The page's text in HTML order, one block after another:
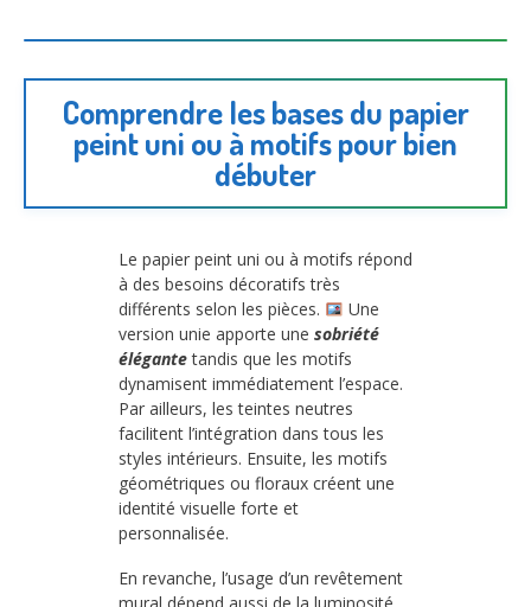
Comprendre les bases du papier
peint uni ou à motifs pour bien
débuter
Le papier peint uni ou à motifs répond
à des besoins décoratifs très
différents selon les pièces.
Une
version unie apporte une sobriété
élégantetandis que les motifs
dynamisent immédiatement l’espace.
Par ailleurs, les teintes neutres
facilitent l’intégration dans tous les
styles intérieurs. Ensuite, les motifs
géométriques ou floraux créent une
identité visuelle forte et
personnalisée.
En revanche, l’usage d’un revêtement